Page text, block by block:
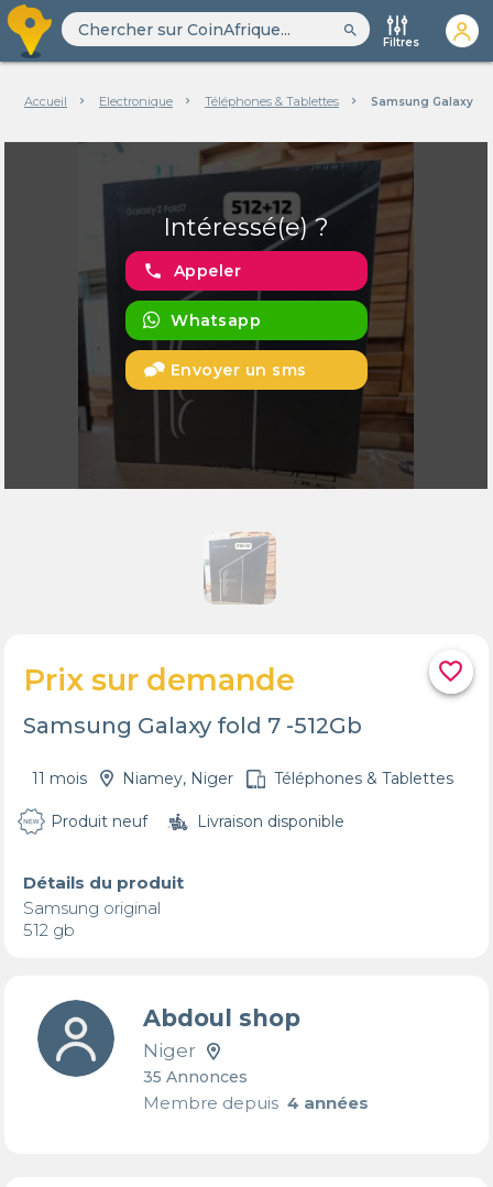
search
Filtres
Accueil Electronique Téléphones & Tablettes Samsung Galaxy
Intéressé(e) ?
phone Appeler
Whatsapp
Envoyer un sms
favorite_border
Prix sur demande
Samsung Galaxy fold 7 -512Gb
11 mois Niamey, Niger Téléphones & Tablettes
Produit neuf Livraison disponible
Détails du produit
Samsung original
512 gb
Abdoul shop
Niger
35 Annonces
Membre depuis4 années